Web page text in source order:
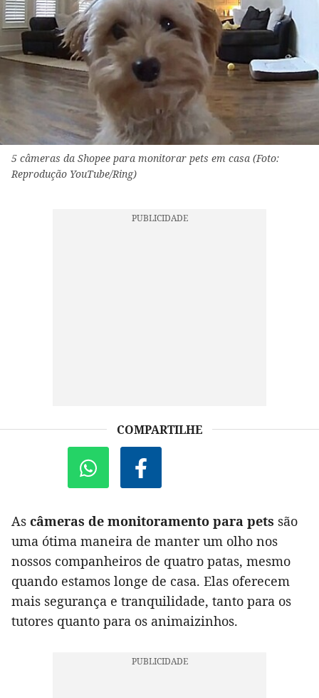
5 câmeras da Shopee para monitorar pets em casa (Foto:
Reprodução YouTube/Ring)
COMPARTILHE
As câmeras de monitoramento para pets são
uma ótima maneira de manter um olho nos
nossos companheiros de quatro patas, mesmo
quando estamos longe de casa. Elas oferecem
mais segurança e tranquilidade, tanto para os
tutores quanto para os animaizinhos.